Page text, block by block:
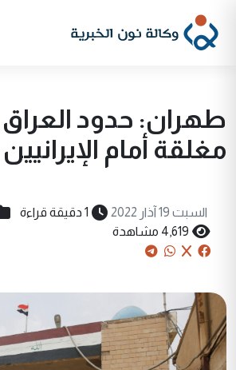
طهران: حدود العراق
مغلقة أمام الإيرانيين
السبت 19 آذار 2022 1 دقيقة قراءة
4,619 مشاهدة